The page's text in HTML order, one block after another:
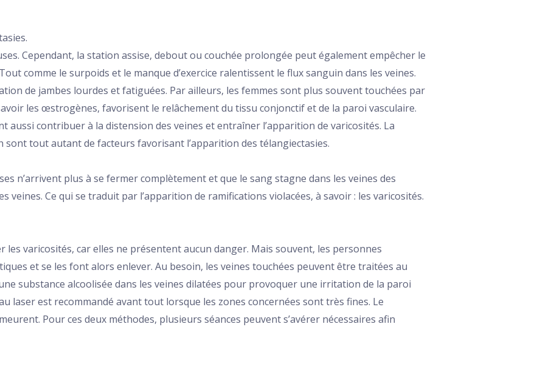
Cependant, la station assise, debout ou couchée prolongée peut également empêcher le
comme le surpoids et le manque d’exercice ralentissent le flux sanguin dans les veines.
de jambes lourdes et fatiguées. Par ailleurs, les femmes sont plus souvent touchées par
les œstrogènes, favorisent le relâchement du tissu conjonctif et de la paroi vasculaire.
aussi contribuer à la distension des veines et entraîner l’apparition de varicosités. La
tout autant de facteurs favorisant l’apparition des télangiectasies.
n’arrivent plus à se fermer complètement et que le sang stagne dans les veines des
veines. Ce qui se traduit par l’apparition de ramifications violacées, à savoir : les varicosités.
les varicosités, car elles ne présentent aucun danger. Mais souvent, les personnes
et se les font alors enlever. Au besoin, les veines touchées peuvent être traitées au
substance alcoolisée dans les veines dilatées pour provoquer une irritation de la paroi
laser est recommandé avant tout lorsque les zones concernées sont très fines. Le
Pour ces deux méthodes, plusieurs séances peuvent s’avérer nécessaires afin